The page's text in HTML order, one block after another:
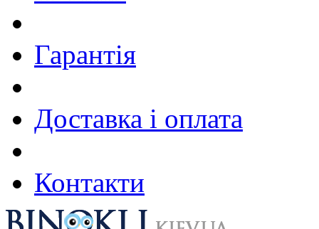
Гарантія
Доставка і оплата
Контакти